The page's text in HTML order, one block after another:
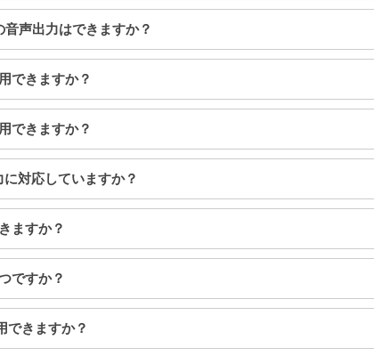
声出力はできますか？
できますか？
できますか？
対応していますか？
ますか？
ですか？
できますか？